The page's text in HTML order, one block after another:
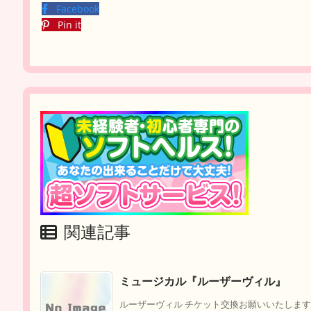
Facebook
Pin it
関連記事
ミュージカル『ルーザーヴィル』
ルーザーヴィル チケット交換お願いいたしま